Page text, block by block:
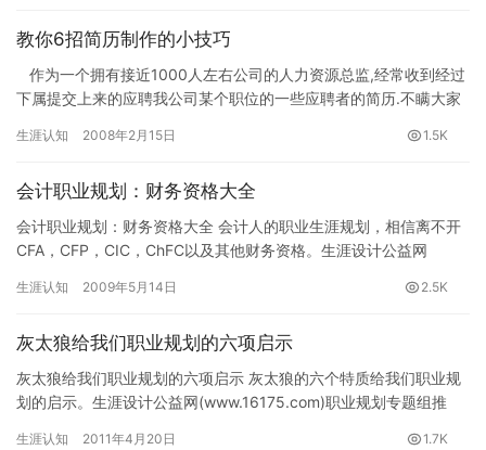
教你6招简历制作的小技巧
作为一个拥有接近1000人左右公司的人力资源总监,经常收到经过
下属提交上来的应聘我公司某个职位的一些应聘者的简历.不瞒大家
生涯认知 2008年2月15日 1.5K
会计职业规划：财务资格大全
会计职业规划：财务资格大全 会计人的职业生涯规划，相信离不开
CFA，CFP，CIC，ChFC以及其他财务资格。生涯设计公益网
生涯认知 2009年5月14日 2.5K
灰太狼给我们职业规划的六项启示
灰太狼给我们职业规划的六项启示 灰太狼的六个特质给我们职业规
划的启示。生涯设计公益网(www.16175.com)职业规划专题组推
生涯认知 2011年4月20日 1.7K